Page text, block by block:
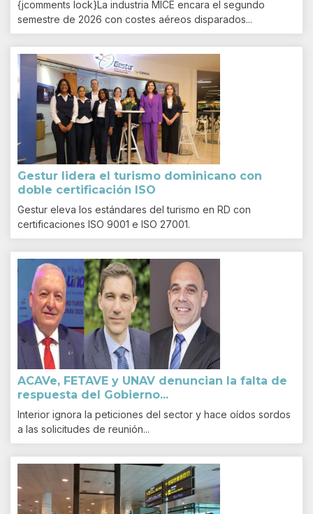
{jcomments lock}La industria MICE encara el segundo
semestre de 2026 con costes aéreos disparados...
Gestur lidera el turismo dominicano con
doble certificación ISO
Gestur eleva los estándares del turismo en RD con
certificaciones ISO 9001 e ISO 27001.
ACAVe, FETAVE y UNAV denuncian la falta de
respuesta del Gobierno...
Interior ignora la peticiones del sector y hace oídos sordos
a las solicitudes de reunión...